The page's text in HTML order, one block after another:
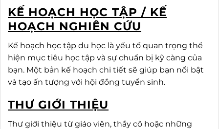
KẾ HOẠCH HỌC TẬP / KẾ
HOẠCH NGHIÊN CỨU
Kế hoạch học tập du học là yếu tố quan trọng thể
hiện mục tiêu học tập và sự chuẩn bị kỹ càng của
bạn. Một bản kế hoạch chi tiết sẽ giúp bạn nổi bật
và tạo ấn tượng với hội đồng tuyển sinh.
THƯ GIỚI THIỆU
Thư giới thiệu từ giáo viên, thầy cô hoặc những